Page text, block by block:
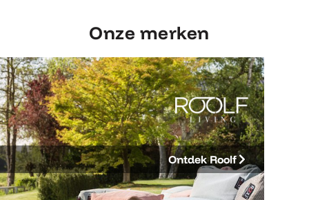
Onze merken
Ontdek Roolf